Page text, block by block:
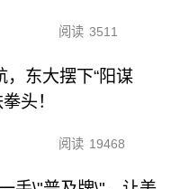
阅读 3511
，东大摆下“阳谋
头！
阅读 19468